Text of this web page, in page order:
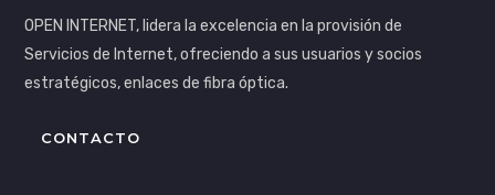
OPEN INTERNET, lidera la excelencia en la provisión de
Servicios de Internet, ofreciendo a sus usuarios y socios
estratégicos, enlaces de fibra óptica.
CONTACTO